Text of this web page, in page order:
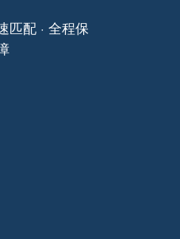
匹配 · 全程保